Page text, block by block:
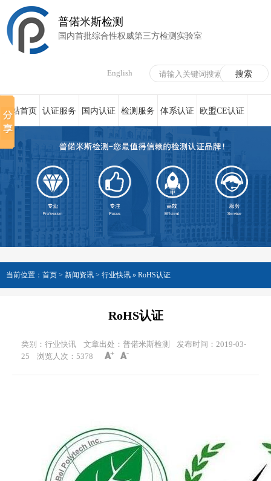
普偌米斯检测
国内首批综合性权威第三方检测实验室
English
网站首页 认证服务 国内认证 检测服务 体系认证 欧盟CE认证
荣誉资质 在线服务 新闻资讯 关于我们
当前位置： 首页 > 新闻资讯 > 行业快讯 » RoHS认证
RoHS认证
类别：行业快讯 文章出处：普偌米斯检测
发布时间：2019-03-
25
浏览人次： 5378